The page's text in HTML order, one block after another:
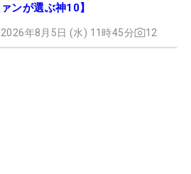
ァンが選ぶ神10】
2026年8月5日 (水) 11時45分 12